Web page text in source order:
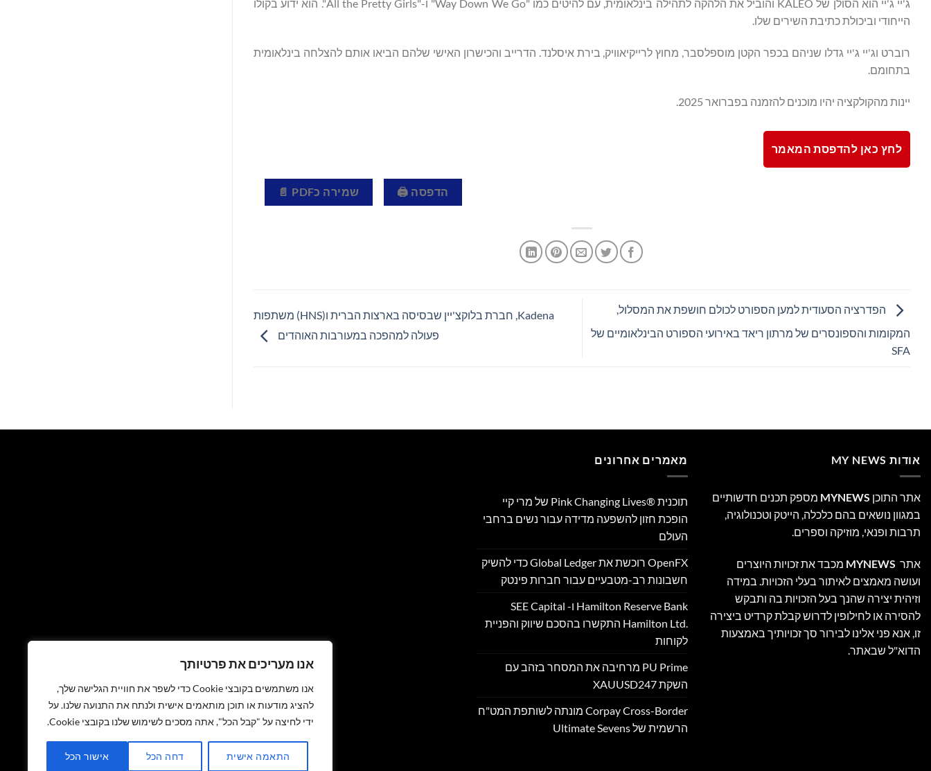
אנו מעריכים את פרטיותך
אנו משתמשים בקובצי Cookie כדי לשפר את חוויית הגלישה שלך,
להציג מודעות או תוכן מותאמים אישית ולנתח את התנועה שלנו. על
ידי לחיצה על "קבל הכל", אתה מסכים לשימוש שלנו בקובצי Cookie.
התאמה אישית דחה הכל אישור הכל
ג'יי ג'יי הוא הסולן של KALEO והוביל את הלהקה לתהילה בינלאומית, עם להיטים כמו "Way Down We Go" ו-"All the Pretty Girls". הוא ידוע בקולו
הייחודי וביכולת כתיבת השירים שלו.
רוברט וג'יי ג'יי גדלו שניהם בכפר הקטן מוספלסבר, מחוץ לרייקיאוויק, בירת איסלנד. הדרייב והכישרון האישי שלהם הביאו אותם להצלחה בינלאומית
בתחומם.
יינות מהקולקציה יהיו מוכנים להזמנה בפברואר 2025.
לחץ כאן להדפסת המאמר
הדפסה 🖨 שמירה כPDF 📄
הפדרציה הסעודית למען הספורט לכולם חושפת את המסלול,
המקומות והספונסרים של מרתון ריאד באירועי הספורט הבינלאומיים של
SFA
Kadena, חברת בלוקצ'יין שבסיסה בארצות הברית ו(HNS) משתפות
פעולה למהפכה במעורבות האוהדים
אודות MY NEWS
אתר התוכן MYNEWS מספק תכנים חדשותיים
במגוון נושאים בהם כלכלה, הייטק וטכנולוגיה,
תרבות ופנאי, מוזיקה וספרים.
אתר MYNEWS מכבד את זכויות היוצרים
ועושה מאמצים לאיתור בעלי הזכויות. במידה
וזיהית יצירה שהנך בעל הזכויות בה ותבקש
להסירה או לחילופין לדרוש קבלת קרדיט ביצירה
זו, אנא פני אלינו לבירור סך זכויותיך באמצעות
הדוא"ל שבאתר.
מאמרים אחרונים
תוכנית Pink Changing Lives®‎ של מרי קיי
הופכת חזון להשפעה מדידה עבור נשים ברחבי
העולם
OpenFX רוכשת את Global Ledger כדי להשיק
חשבונות רב-מטבעיים עבור חברות פינטק
Hamilton Reserve Bank ו- SEE Capital
Hamilton Ltd.‎ התקשרו בהסכם שיווק והפניית
לקוחות
PU Prime מרחיבה את המסחר בזהב עם
השקת XAUUSD247
Corpay Cross-Border מונתה לשותפת המט"ח
הרשמית של Ultimate Sevens